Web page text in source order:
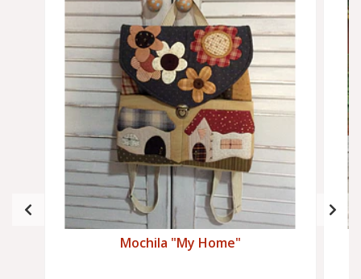
Mochila "My Home"